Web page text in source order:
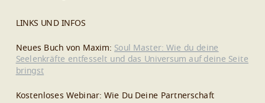
LINKS UND INFOS
Neues Buch von Maxim: Soul Master: Wie du deine
Seelenkräfte entfesselt und das Universum auf deine Seite
bringst
Kostenloses Webinar: Wie Du Deine Partnerschaft